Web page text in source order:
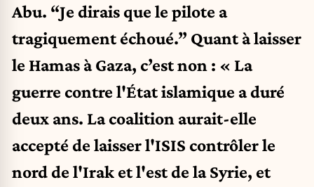
Abu. “Je dirais que le pilote a
tragiquement échoué.” Quant à laisser
le Hamas à Gaza, c’est non : « La
guerre contre l'État islamique a duré
deux ans. La coalition aurait-elle
accepté de laisser l'ISIS contrôler le
nord de l'Irak et l'est de la Syrie, et